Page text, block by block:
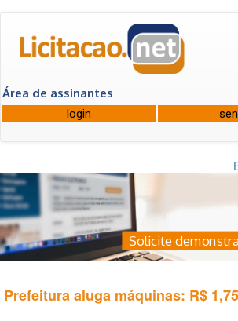
Área de assinantes
Solicite
Prefeitura aluga máquinas: R$